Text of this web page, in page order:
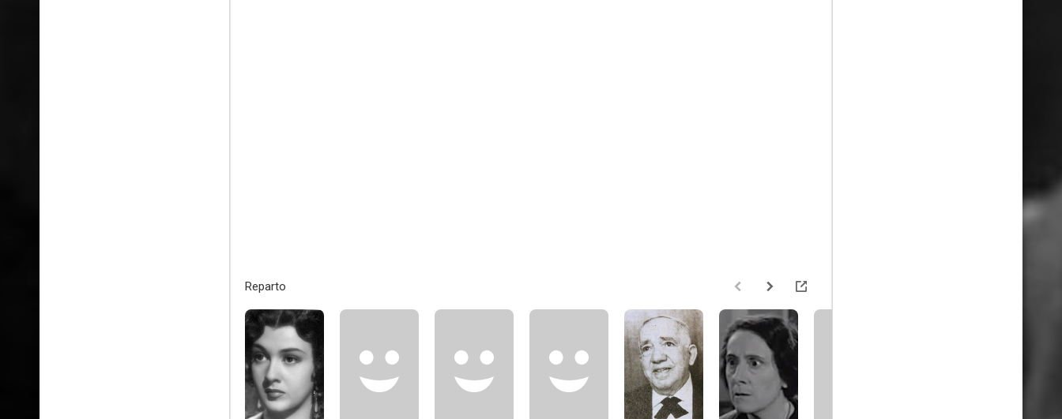
Reparto